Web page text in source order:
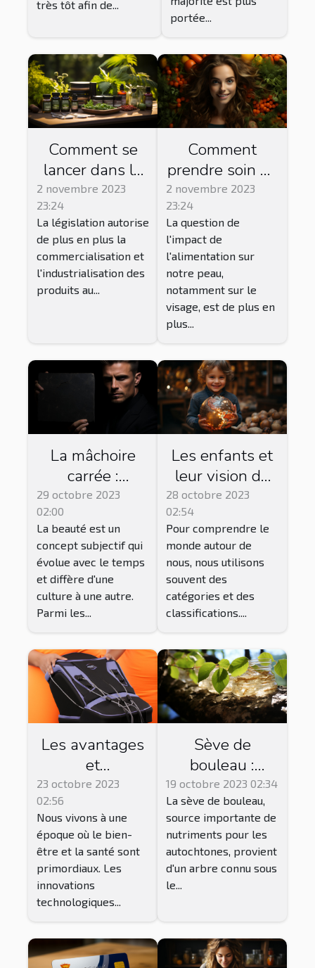
très tôt afin de...
portée...
Comment se
lancer dans la
vente de CBD ?
2 novembre 2023
23:24
La législation autorise
de plus en plus la
commercialisation et
l'industrialisation des
produits au...
Comment
prendre soin de
sa peau par
l'alimentation ?
2 novembre 2023
23:24
La question de
l'impact de
l'alimentation sur
notre peau,
notamment sur le
visage, est de plus en
plus...
La mâchoire
carrée :
symbole de
beauté ou de
masculinité ?
29 octobre 2023
02:00
La beauté est un
concept subjectif qui
évolue avec le temps
et diffère d'une
culture à une autre.
Parmi les...
Les enfants et
leur vision du
monde : une
perspective non
catégorisée
28 octobre 2023
02:54
Pour comprendre le
monde autour de
nous, nous utilisons
souvent des
catégories et des
classifications....
Les avantages
et
inconvénients
des bottes de
pressothérapie
23 octobre 2023
02:56
Nous vivons à une
époque où le bien-
être et la santé sont
primordiaux. Les
innovations
technologiques...
Sève de
bouleau :
Bienfaits,
précautions et
effets
secondaires
19 octobre 2023 02:34
La sève de bouleau,
source importante de
nutriments pour les
autochtones, provient
d'un arbre connu sous
le...